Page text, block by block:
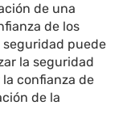
de una
de los
puede
la seguridad
la confianza de
de la